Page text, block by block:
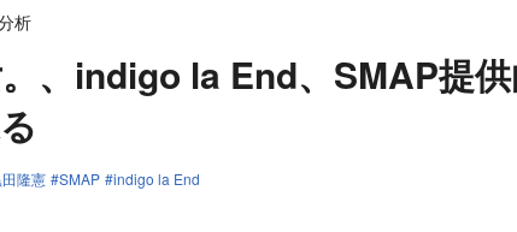
析
、indigo la End、SMAP提
隆憲 SMAP indigo la End